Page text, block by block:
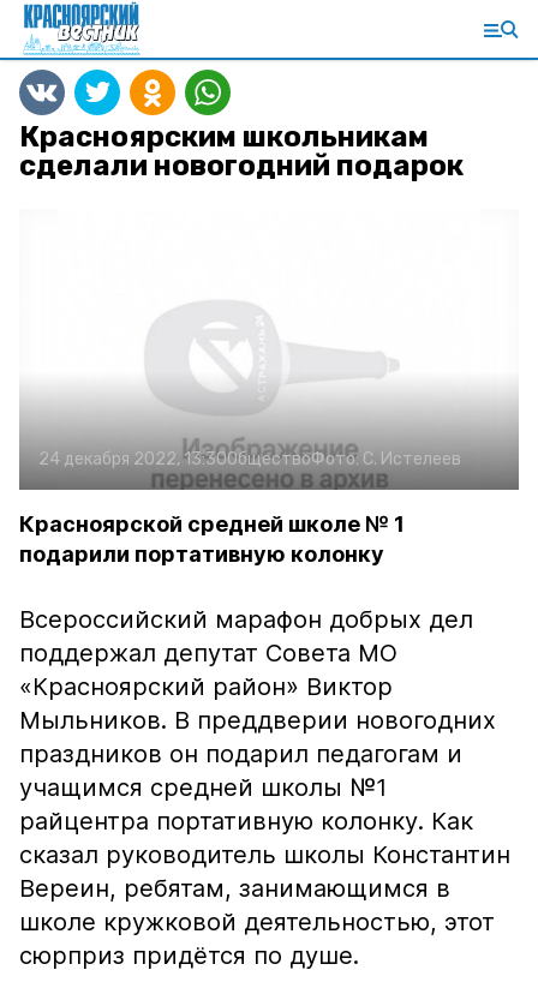
Красноярским школьникам
сделали новогодний подарок
24 декабря 2022, 13:30ОбществоФото: С. Истелеев
Красноярской средней школе № 1
подарили портативную колонку
Всероссийский марафон добрых дел
поддержал депутат Совета МО
«Красноярский район» Виктор
Мыльников. В преддверии новогодних
праздников он подарил педагогам и
учащимся средней школы №1
райцентра портативную колонку. Как
сказал руководитель школы Константин
Вереин, ребятам, занимающимся в
школе кружковой деятельностью, этот
сюрприз придётся по душе.